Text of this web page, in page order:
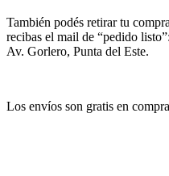
También podés retirar tu
recibas el mail de “pedido
Av. Gorlero, Punta del Este.
Los envíos son gratis en